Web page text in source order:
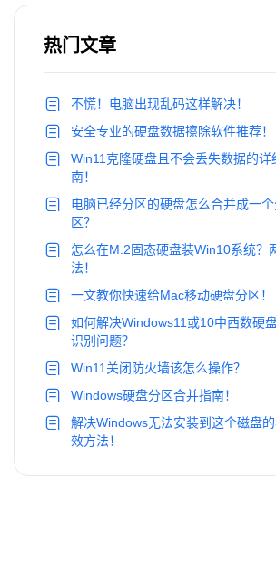
热门文章
不慌！电脑出现乱码这样解决！
安全专业的硬盘数据擦除软件推荐！
Win11克隆硬盘且不会丢失数据的详
南！
电脑已经分区的硬盘怎么合并成一
区？
怎么在M.2固态硬盘装Win10系统？
法！
一文教你快速给Mac移动硬盘分区！
如何解决Windows11或10中西数硬
识别问题？
Win11关闭防火墙该怎么操作？
Windows硬盘分区合并指南！
解决Windows无法安装到这个磁盘
效方法！